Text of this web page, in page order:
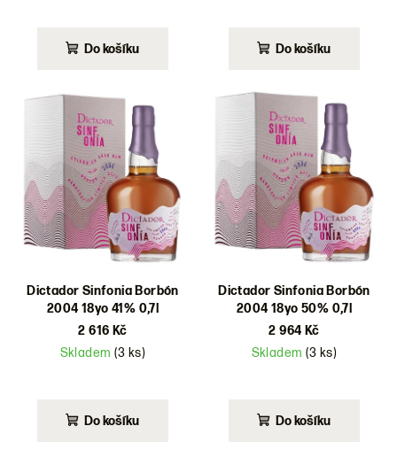
Do košíku Do košíku
Dictador Sinfonia Borbón
2004 18yo 41% 0,7l
2 616 Kč
Skladem (3 ks)
Do košíku
Dictador Sinfonia Borbón
2004 18yo 50% 0,7l
2 964 Kč
Skladem (3 ks)
Do košíku